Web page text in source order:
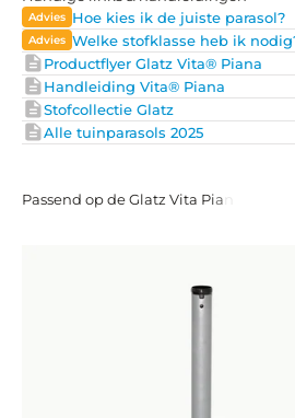
Topkwaliteit stof voor langdurig
De Glatz Vita® Piana parasol wordt
doeken van stofkwaliteit 5, wat
hoogste kwaliteit materialen. Deze
ontworpen voor langdurig gebruik en
bescherming tegen UV-straling, met
beschermingsfactor van maar liefst
Hoe kies ik de juiste parasol?
Welke stofklasse heb ik
Productflyer Glatz Vita® Piana
Handleiding Vita® Piana
Stofcollectie Glatz
Alle tuinparasols 2025